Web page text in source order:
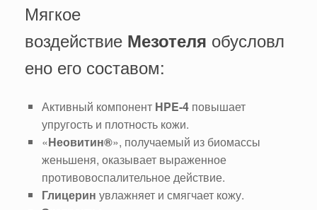
Мягкое
воздействие Мезотеля обусловл
ено его составом:
Активный компонент HPE-4 повышает
упругость и плотность кожи.
«Неовитин®», получаемый из биомассы
женьшеня, оказывает выраженное
противовоспалительное действие.
Глицерин увлажняет и смягчает кожу.